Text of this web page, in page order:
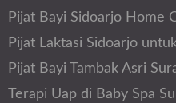
Pijat Bayi Sidoarjo Home
Pijat Laktasi Sidoarjo
Pijat Bayi Tambak Asri
Terapi Uap di Baby Spa